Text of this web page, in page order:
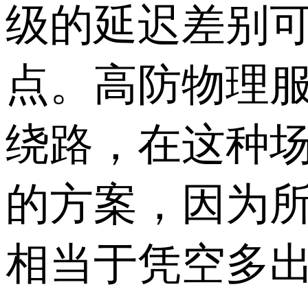
级的延迟差别
点。高防物理
绕路，在这种
的方案，因为
相当于凭空多